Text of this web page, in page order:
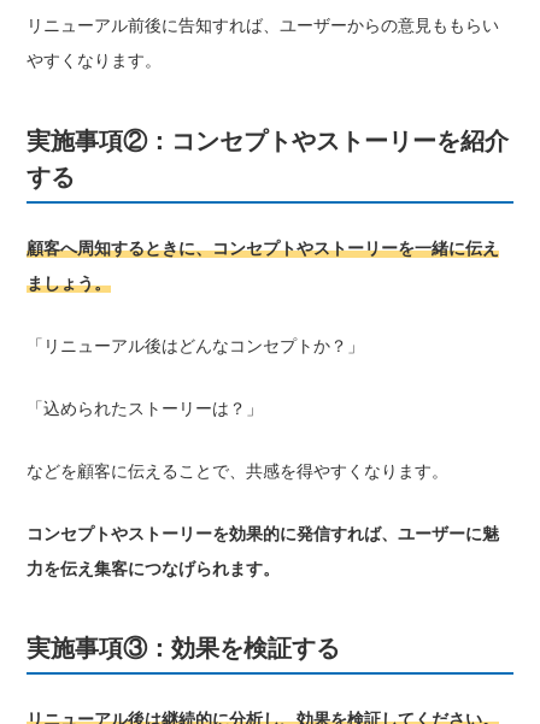
リニューアル前後に告知すれば、ユーザーからの意見ももらい
やすくなります。
実施事項②：コンセプトやストーリーを紹介
する
顧客へ周知するときに、コンセプトやストーリーを一緒に伝え
ましょう。
「リニューアル後はどんなコンセプトか？」
「込められたストーリーは？」
などを顧客に伝えることで、共感を得やすくなります。
コンセプトやストーリーを効果的に発信すれば、ユーザーに魅
力を伝え集客につなげられます。
実施事項③：効果を検証する
リニューアル後は継続的に分析し、効果を検証してください。